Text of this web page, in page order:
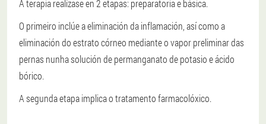
A terapia realízase en 2 etapas: preparatoria e básica.
O primeiro inclúe a eliminación da inflamación, así como a
eliminación do estrato córneo mediante o vapor preliminar das
pernas nunha solución de permanganato de potasio e ácido
bórico.
A segunda etapa implica o tratamento farmacolóxico.